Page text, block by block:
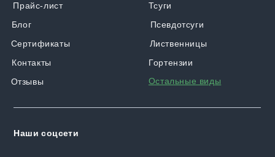
Прайс-лист
Отзывы
Контакты
Тсуги
Псевдотсуги
Лиственницы
Гортензии
Наши соцсети
Остальные виды
Блог
Сертификаты